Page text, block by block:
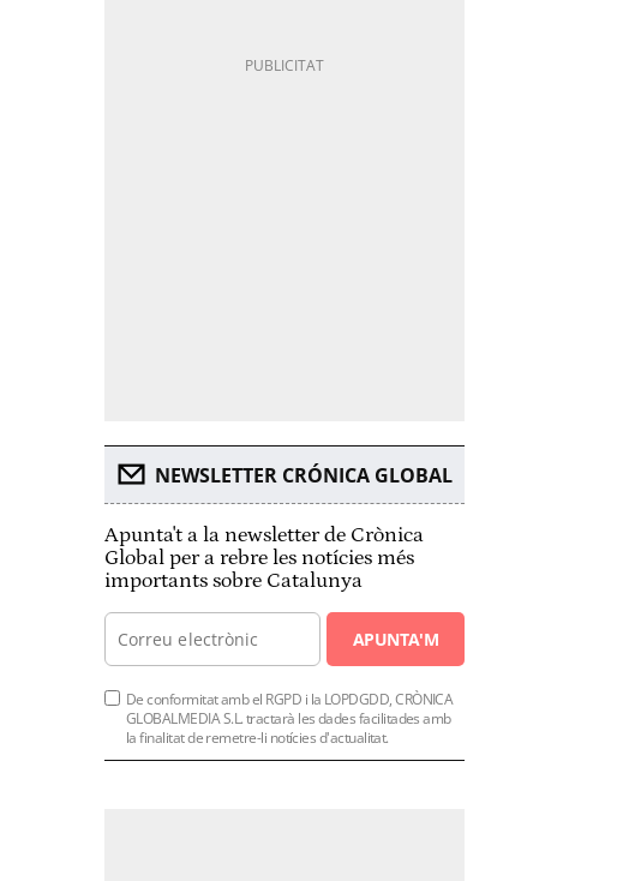
NEWSLETTER CRÓNICA GLOBAL
Apunta't a la newsletter de Crònica
Global per a rebre les notícies més
importants sobre Catalunya
APUNTA'M
De conformitat amb el RGPD i la LOPDGDD, CRÒNICA
GLOBALMEDIA S.L. tractarà les dades facilitades amb
la finalitat de remetre-li notícies d'actualitat.